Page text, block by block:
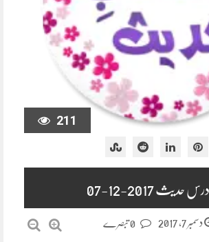
211
2017-12-07
دسمبر 7, 2017